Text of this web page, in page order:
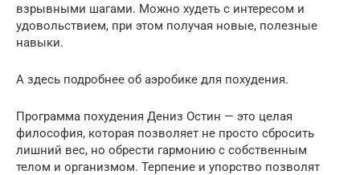
взрывными шагами. Можно худеть с интересом и
удовольствием, при этом получая новые, полезные
навыки.
А здесь подробнее об аэробике для похудения.
Программа похудения Дениз Остин — это целая
философия, которая позволяет не просто сбросить
лишний вес, но обрести гармонию с собственным
телом и организмом. Терпение и упорство позволят